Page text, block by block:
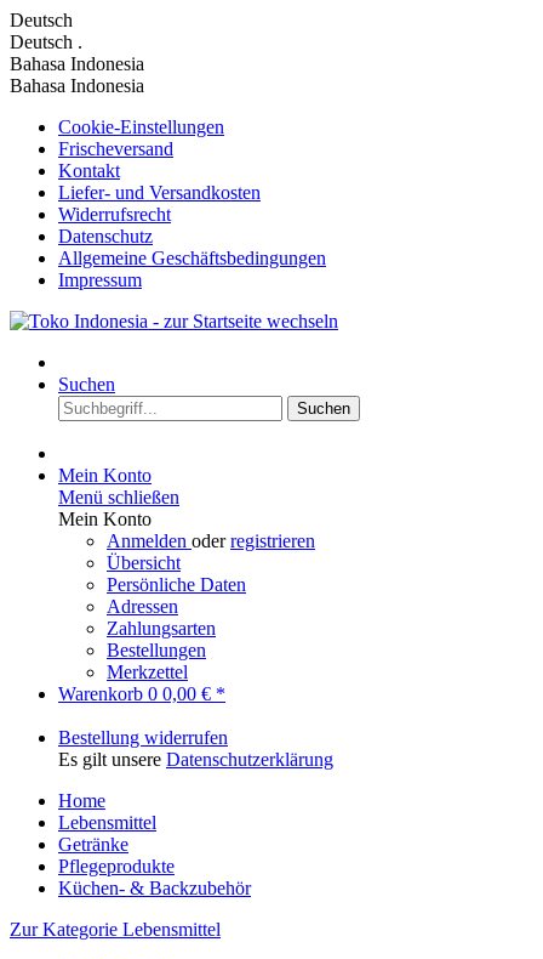
Deutsch
Deutsch .
Bahasa Indonesia
Bahasa Indonesia
Cookie-Einstellungen
Frischeversand
Kontakt
Liefer- und Versandkosten
Widerrufsrecht
Datenschutz
Allgemeine Geschäftsbedingungen
Impressum
Suchen
Suchen
Mein Konto
Menü schließen
Mein Konto
Anmelden oderregistrieren
Übersicht
Persönliche Daten
Adressen
Zahlungsarten
Bestellungen
Merkzettel
Warenkorb 0 0,00 € *
Bestellung widerrufen
Es gilt unsere Datenschutzerklärung
Home
Lebensmittel
Getränke
Pflegeprodukte
Küchen- & Backzubehör
Zur Kategorie Lebensmittel